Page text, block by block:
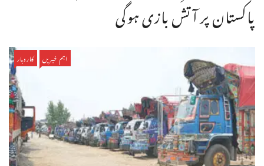
پاکستان پر آتش بازی ہوگی
اہم خبریں کاروبار